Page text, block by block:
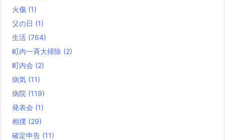
火傷 (1)
父の日 (1)
生活 (764)
町内一斉大掃除 (2)
町内会 (2)
病気 (11)
病院 (119)
発表会 (1)
相撲 (29)
確定申告 (11)